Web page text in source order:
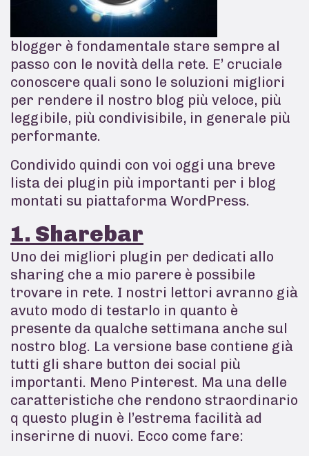
blogger è fondamentale stare sempre al
passo con le novità della rete. E’ cruciale
conoscere quali sono le soluzioni migliori
per rendere il nostro blog più veloce, più
leggibile, più condivisibile, in generale più
performante.
Condivido quindi con voi oggi una breve
lista dei plugin più importanti per i blog
montati su piattaforma WordPress.
1. Sharebar
Uno dei migliori plugin per dedicati allo
sharing che a mio parere è possibile
trovare in rete. I nostri lettori avranno già
avuto modo di testarlo in quanto è
presente da qualche settimana anche sul
nostro blog. La versione base contiene già
tutti gli share button dei social più
importanti. Meno Pinterest. Ma una delle
caratteristiche che rendono straordinario
q questo plugin è l’estrema facilità ad
inserirne di nuovi. Ecco come fare: